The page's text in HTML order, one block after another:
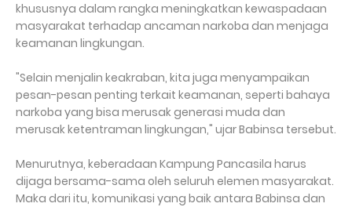
khususnya dalam rangka meningkatkan kewaspadaan
masyarakat terhadap ancaman narkoba dan menjaga
keamanan lingkungan.
"Selain menjalin keakraban, kita juga menyampaikan
pesan-pesan penting terkait keamanan, seperti bahaya
narkoba yang bisa merusak generasi muda dan
merusak ketentraman lingkungan," ujar Babinsa tersebut.
Menurutnya, keberadaan Kampung Pancasila harus
dijaga bersama-sama oleh seluruh elemen masyarakat.
Maka dari itu, komunikasi yang baik antara Babinsa dan